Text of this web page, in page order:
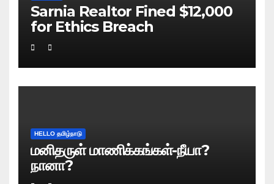
Sarnia Realtor Fined $12,000
for Ethics Breach
HELLO தமிழ்நாடு
மனிதருள் மாணிக்கங்கள்-நீயா?
நானா?